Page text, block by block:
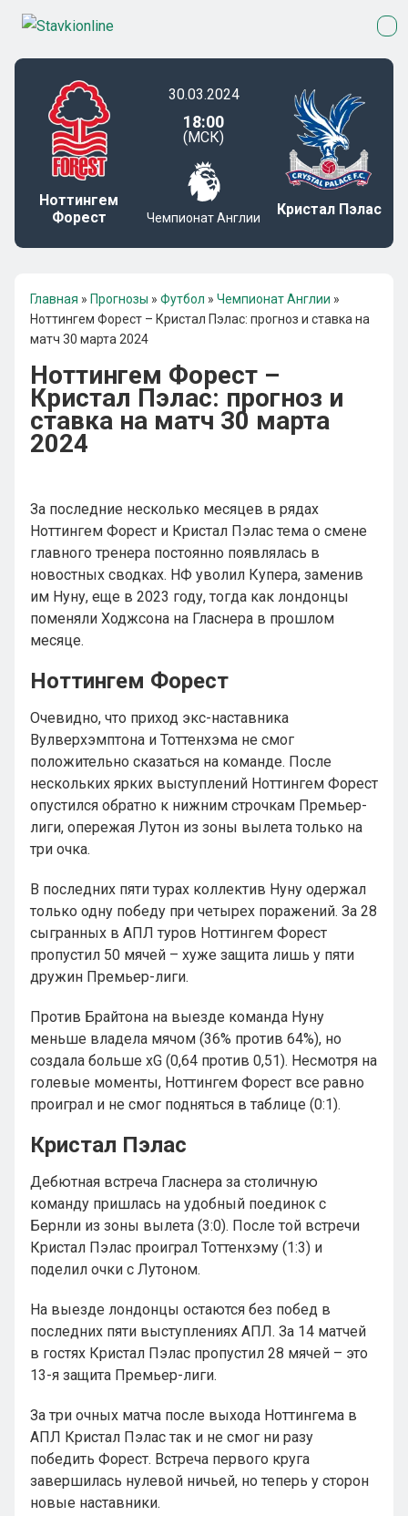
Ноттингем
Форест
30.03.2024
18:00
(МСК)
Чемпионат Англии Кристал Пэлас
Главная » Прогнозы » Футбол » Чемпионат Англии »
Ноттингем Форест – Кристал Пэлас: прогноз и ставка на
матч 30 марта 2024
Ноттингем Форест –
Кристал Пэлас: прогноз и
ставка на матч 30 марта
2024
За последние несколько месяцев в рядах
Ноттингем Форест и Кристал Пэлас тема о смене
главного тренера постоянно появлялась в
новостных сводках. НФ уволил Купера, заменив
им Нуну, еще в 2023 году, тогда как лондонцы
поменяли Ходжсона на Гласнера в прошлом
месяце.
Ноттингем Форест
Очевидно, что приход экс-наставника
Вулверхэмптона и Тоттенхэма не смог
положительно сказаться на команде. После
нескольких ярких выступлений Ноттингем Форест
опустился обратно к нижним строчкам Премьер-
лиги, опережая Лутон из зоны вылета только на
три очка.
В последних пяти турах коллектив Нуну одержал
только одну победу при четырех поражений. За 28
сыгранных в АПЛ туров Ноттингем Форест
пропустил 50 мячей – хуже защита лишь у пяти
дружин Премьер-лиги.
Против Брайтона на выезде команда Нуну
меньше владела мячом (36% против 64%), но
создала больше xG (0,64 против 0,51). Несмотря на
голевые моменты, Ноттингем Форест все равно
проиграл и не смог подняться в таблице (0:1).
Кристал Пэлас
Дебютная встреча Гласнера за столичную
команду пришлась на удобный поединок с
Бернли из зоны вылета (3:0). После той встречи
Кристал Пэлас проиграл Тоттенхэму (1:3) и
поделил очки с Лутоном.
На выезде лондонцы остаются без побед в
последних пяти выступлениях АПЛ. За 14 матчей
в гостях Кристал Пэлас пропустил 28 мячей – это
13-я защита Премьер-лиги.
За три очных матча после выхода Ноттингема в
АПЛ Кристал Пэлас так и не смог ни разу
победить Форест. Встреча первого круга
завершилась нулевой ничьей, но теперь у сторон
новые наставники.